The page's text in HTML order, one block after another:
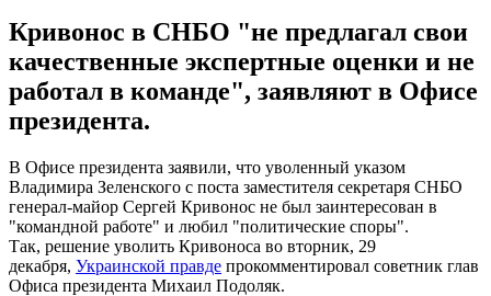
Кривонос в СНБО "не предлагал свои
качественные экспертные оценки и не
работал в команде", заявляют в Офисе
президента.
В Офисе президента заявили, что уволенный указом
Владимира Зеленского с поста заместителя секретаря СНБО
генерал-майор Сергей Кривонос не был заинтересован в
"командной работе" и любил "политические споры".
Так, решение уволить Кривоноса во вторник, 29
декабря, Украинской правде прокомментировал советник глав
Офиса президента Михаил Подоляк.